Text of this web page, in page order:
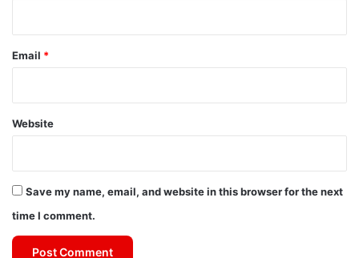
Email *
Website
Save my name, email, and website in this browser for the next
time I comment.